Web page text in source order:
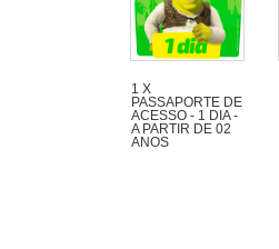
1 X
PASSAPORTE DE
ACESSO - 1 DIA -
A PARTIR DE 02
ANOS